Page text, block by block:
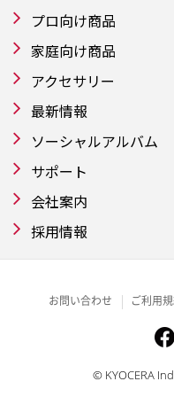
プロ向け商品
家庭向け商品
アクセサリー
最新情報
ソーシャルアルバム
サポート
会社案内
採用情報
お問い合わせ ご利用
© KYOCERA